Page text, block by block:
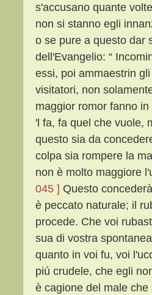
s'accusano quante
non si stanno egli
o se pure a questo dar
dell'Evangelio: “
essi, poi ammaestrin
visitatori, non
maggior romor fanno
'l fa, fa quel che vuole,
questo sia da
colpa sia rompere la
non è molto maggiore
045 ] Questo
è peccato naturale; il
procede. Che voi
sua di vostra
quanto in voi fu, voi
piú crudele, che egli
è cagione del male